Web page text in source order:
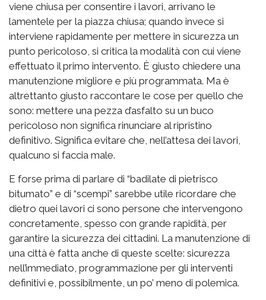
viene chiusa per consentire i lavori, arrivano le
lamentele per la piazza chiusa; quando invece si
interviene rapidamente per mettere in sicurezza un
punto pericoloso, si critica la modalità con cui viene
effettuato il primo intervento. È giusto chiedere una
manutenzione migliore e più programmata. Ma è
altrettanto giusto raccontare le cose per quello che
sono: mettere una pezza d’asfalto su un buco
pericoloso non significa rinunciare al ripristino
definitivo. Significa evitare che, nell’attesa dei lavori,
qualcuno si faccia male.
E forse prima di parlare di “badilate di pietrisco
bitumato” e di “scempi” sarebbe utile ricordare che
dietro quei lavori ci sono persone che intervengono
concretamente, spesso con grande rapidità, per
garantire la sicurezza dei cittadini. La manutenzione di
una città è fatta anche di queste scelte: sicurezza
nell’immediato, programmazione per gli interventi
definitivi e, possibilmente, un po’ meno di polemica.